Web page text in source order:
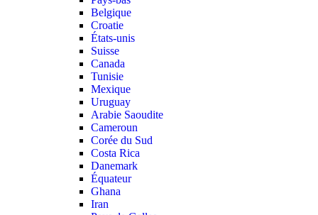
Belgique
Croatie
États-unis
Suisse
Canada
Tunisie
Mexique
Uruguay
Arabie Saoudite
Cameroun
Corée du Sud
Costa Rica
Danemark
Équateur
Ghana
Iran